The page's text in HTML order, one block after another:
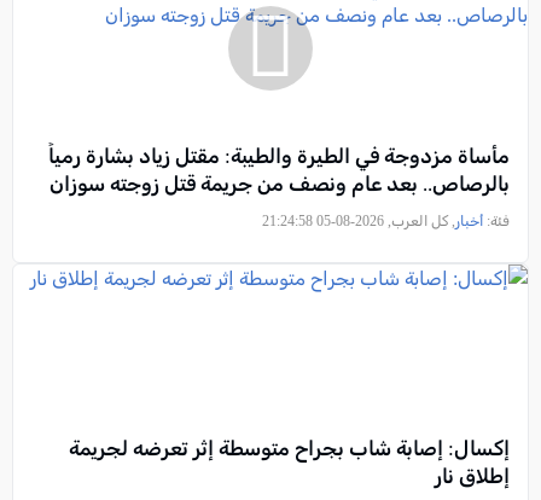
مأساة مزدوجة في الطيرة والطيبة: مقتل زياد بشارة رمياً
بالرصاص.. بعد عام ونصف من جريمة قتل زوجته سوزان
فئة: أخبار , كل العرب, 2026-08-05 21:24:58
إكسال: إصابة شاب بجراح متوسطة إثر تعرضه لجريمة
إطلاق نار